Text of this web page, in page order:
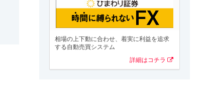
相場の上下動に合わせ、着実に利益を追求
する自動売買システム
詳細はコチラ